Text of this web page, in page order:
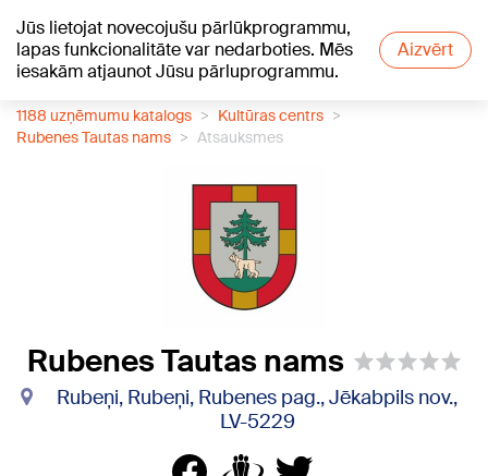
Jūs lietojat novecojušu pārlūkprogrammu,
lapas funkcionalitāte var nedarboties. Mēs
iesakām atjaunot Jūsu pārluprogrammu.
Aizvērt
+20°C
1188 uzņēmumu katalogs
Kultūras centrs
Rubenes Tautas nams
Atsauksmes
Rubenes Tautas nams
Rubeņi, Rubeņi, Rubenes pag., Jēkabpils nov.,
LV-5229